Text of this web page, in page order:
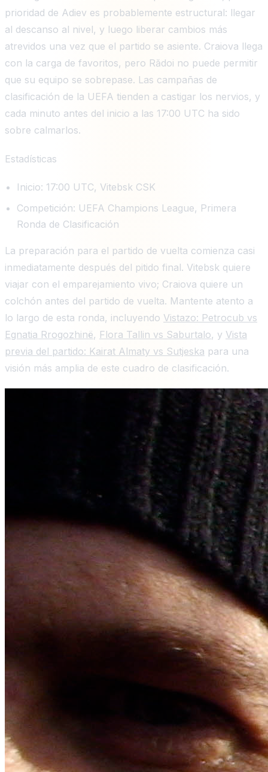
prioridad de Adiev es probablemente estructural: llegar
al descanso al nivel, y luego liberar cambios más
atrevidos una vez que el partido se asiente. Craiova llega
con la carga de favoritos, pero Rădoi no puede permitir
que su equipo se sobrepase. Las campañas de
clasificación de la UEFA tienden a castigar los nervios, y
cada minuto antes del inicio a las 17:00 UTC ha sido
sobre calmarlos.
Estadísticas
Inicio: 17:00 UTC, Vitebsk CSK
Competición: UEFA Champions League, Primera
Ronda de Clasificación
La preparación para el partido de vuelta comienza casi
inmediatamente después del pitido final. Vitebsk quiere
viajar con el emparejamiento vivo; Craiova quiere un
colchón antes del partido de vuelta. Mantente atento a
lo largo de esta ronda, incluyendo Vistazo: Petrocub vs
Egnatia Rrogozhinë, Flora Tallin vs Saburtalo, y Vista
previa del partido: Kairat Almaty vs Sutjeska para una
visión más amplia de este cuadro de clasificación.